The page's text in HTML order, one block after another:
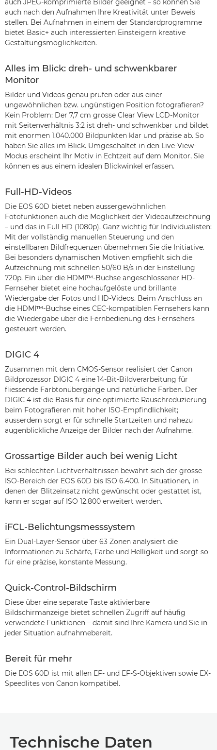
auch JPEG-komprimierte Bilder geeignet – so können Sie
auch nach den Aufnahmen Ihre Kreativität unter Beweis
stellen. Bei Aufnahmen in einem der Standardprogramme
bietet Basic+ auch interessierten Einsteigern kreative
Gestaltungsmöglichkeiten.
Alles im Blick: dreh- und schwenkbarer
Monitor
Bilder und Videos genau prüfen oder aus einer
ungewöhnlichen bzw. ungünstigen Position fotografieren?
Kein Problem: Der 7,7 cm grosse Clear View LCD-Monitor
mit Seitenverhältnis 3:2 ist dreh- und schwenkbar und bildet
mit enormen 1.040.000 Bildpunkten klar und präzise ab. So
haben Sie alles im Blick. Umgeschaltet in den Live-View-
Modus erscheint Ihr Motiv in Echtzeit auf dem Monitor, Sie
können es aus einem idealen Blickwinkel erfassen.
Full-HD-Videos
Die EOS 60D bietet neben aussergewöhnlichen
Fotofunktionen auch die Möglichkeit der Videoaufzeichnung
– und das in Full HD (1080p). Ganz wichtig für Individualisten:
Mit der vollständig manuellen Steuerung und den
einstellbaren Bildfrequenzen übernehmen Sie die Initiative.
Bei besonders dynamischen Motiven empfiehlt sich die
Aufzeichnung mit schnellen 50/60 B/s in der Einstellung
720p. Ein über die HDMI™-Buchse angeschlossener HD-
Fernseher bietet eine hochaufgelöste und brillante
Wiedergabe der Fotos und HD-Videos. Beim Anschluss an
die HDMI™-Buchse eines CEC-kompatiblen Fernsehers kann
die Wiedergabe über die Fernbedienung des Fernsehers
gesteuert werden.
DIGIC 4
Zusammen mit dem CMOS-Sensor realisiert der Canon
Bildprozessor DIGIC 4 eine 14-Bit-Bildverarbeitung für
fliessende Farbtonübergänge und natürliche Farben. Der
DIGIC 4 ist die Basis für eine optimierte Rauschreduzierung
beim Fotografieren mit hoher ISO-Empfindlichkeit;
ausserdem sorgt er für schnelle Startzeiten und nahezu
augenblickliche Anzeige der Bilder nach der Aufnahme.
Grossartige Bilder auch bei wenig Licht
Bei schlechten Lichtverhältnissen bewährt sich der grosse
ISO-Bereich der EOS 60D bis ISO 6.400. In Situationen, in
denen der Blitzeinsatz nicht gewünscht oder gestattet ist,
kann er sogar auf ISO 12.800 erweitert werden.
iFCL-Belichtungsmesssystem
Ein Dual-Layer-Sensor über 63 Zonen analysiert die
Informationen zu Schärfe, Farbe und Helligkeit und sorgt so
für eine präzise, konstante Messung.
Quick-Control-Bildschirm
Diese über eine separate Taste aktivierbare
Bildschirmanzeige bietet schnellen Zugriff auf häufig
verwendete Funktionen – damit sind Ihre Kamera und Sie in
jeder Situation aufnahmebereit.
Bereit für mehr
Die EOS 60D ist mit allen EF- und EF-S-Objektiven sowie EX-
Speedlites von Canon kompatibel.
Technische Daten